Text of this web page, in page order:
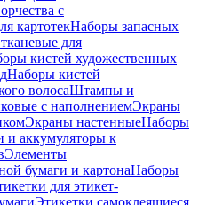
с
картотекНаборы запасных
для
кистей художественных
Наборы кистей
волосаШтампы и
с наполнениемЭкраны
Экраны настенныеНаборы
и аккумуляторы к
Элементы
бумаги и картонаНаборы
для этикет-
Этикетки самоклеящиеся